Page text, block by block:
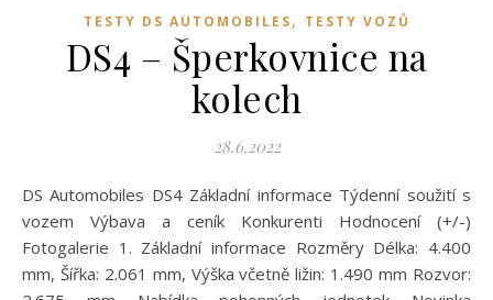
TESTY DS AUTOMOBILES, TESTY VOZŮ
DS4 – Šperkovnice na
kolech
28.6.2022
DS Automobiles DS4 Základní informace Týdenní soužití s
vozem Výbava a ceník Konkurenti Hodnocení (+/-)
Fotogalerie 1. Základní informace Rozměry Délka: 4.400
mm, Šířka: 2.061 mm, Výška včetně ližin: 1.490 mm Rozvor: